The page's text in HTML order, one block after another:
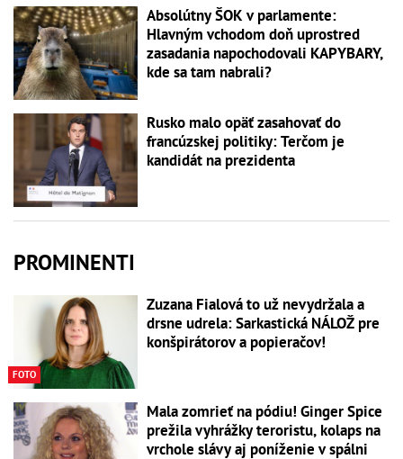
Absolútny ŠOK v parlamente:
Hlavným vchodom doň uprostred
zasadania napochodovali KAPYBARY,
kde sa tam nabrali?
Rusko malo opäť zasahovať do
francúzskej politiky: Terčom je
kandidát na prezidenta
PROMINENTI
FOTO
Zuzana Fialová to už nevydržala a
drsne udrela: Sarkastická NÁLOŽ pre
konšpirátorov a popieračov!
Mala zomrieť na pódiu! Ginger Spice
prežila vyhrážky teroristu, kolaps na
vrchole slávy aj poníženie v spálni